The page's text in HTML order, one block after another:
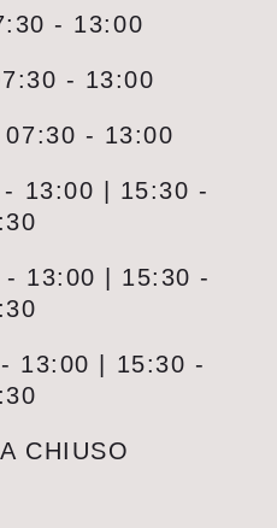
- 13:00
- 13:00
07:30 - 13:00
13:00 | 15:30 -
- 13:00 | 15:30 -
13:00 | 15:30 -
CHIUSO